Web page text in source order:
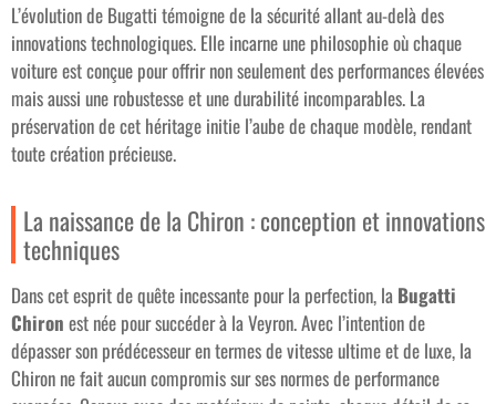
L’évolution de Bugatti témoigne de la sécurité allant au-delà des
innovations technologiques. Elle incarne une philosophie où chaque
voiture est conçue pour offrir non seulement des performances élevées
mais aussi une robustesse et une durabilité incomparables. La
préservation de cet héritage initie l’aube de chaque modèle, rendant
toute création précieuse.
La naissance de la Chiron : conception et innovations
techniques
Dans cet esprit de quête incessante pour la perfection, la Bugatti
Chiron est née pour succéder à la Veyron. Avec l’intention de
dépasser son prédécesseur en termes de vitesse ultime et de luxe, la
Chiron ne fait aucun compromis sur ses normes de performance